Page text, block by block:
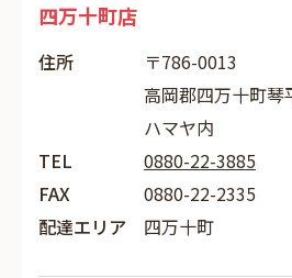
四万十町店
住所
〒786-0013
高岡郡四万十町
ハマヤ内
TEL
0880-22-3885
FAX
0880-22-2335
配達エリア
四万十町